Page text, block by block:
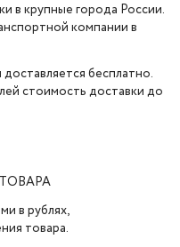
в крупные города России.
компании в
бесплатно.
стоимость доставки до
в рублях,
товара.